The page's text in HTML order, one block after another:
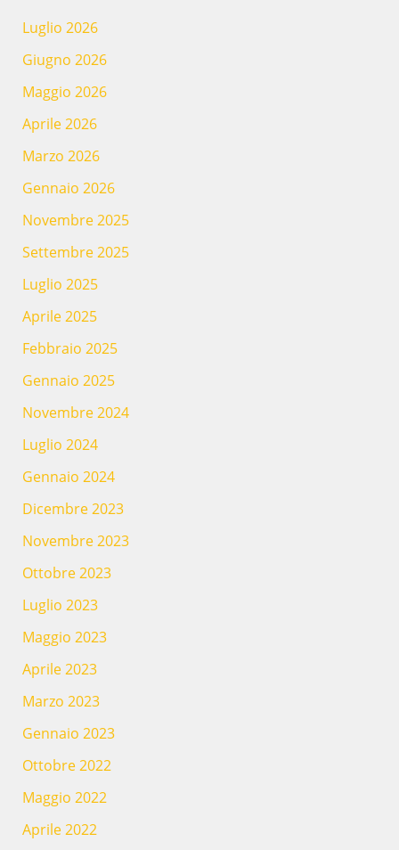
Luglio 2026
Giugno 2026
Maggio 2026
Aprile 2026
Marzo 2026
Gennaio 2026
Novembre 2025
Settembre 2025
Luglio 2025
Aprile 2025
Febbraio 2025
Gennaio 2025
Novembre 2024
Luglio 2024
Gennaio 2024
Dicembre 2023
Novembre 2023
Ottobre 2023
Luglio 2023
Maggio 2023
Aprile 2023
Marzo 2023
Gennaio 2023
Ottobre 2022
Maggio 2022
Aprile 2022